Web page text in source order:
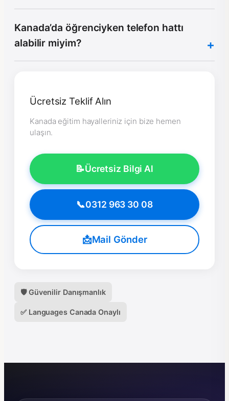
Kanada’da öğrenciyken telefon hattı
alabilir miyim?
Ücretsiz Teklif Alın
Kanada eğitim hayalleriniz için bize hemen
ulaşın.
📝Ücretsiz Bilgi Al
📞0312 963 30 08
📩Mail Gönder
🛡️ Güvenilir Danışmanlık
✅ Languages Canada Onaylı